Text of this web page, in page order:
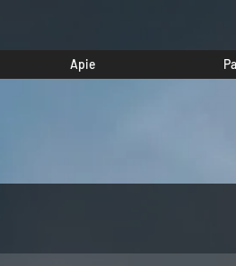
Apie